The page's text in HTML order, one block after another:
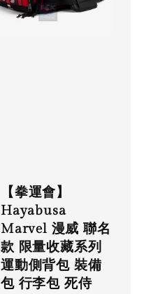
【拳運會】
Hayabusa
Marvel 漫威 聯名
款 限量收藏系列
運動側背包 裝備
包 行李包 死侍